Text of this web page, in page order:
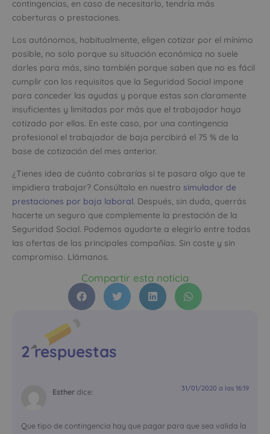
contingencias, en caso de necesitarlo, tendría más
coberturas o prestaciones.
Los autónomos, habitualmente, eligen cotizar por el mínimo
posible, no solo porque su situación económica no suele
darles para más, sino también porque saben que no es fácil
cumplir con los requisitos que la Seguridad Social impone
para conceder las ayudas y porque estas son claramente
insuficientes y limitadas por más que el trabajador haya
cotizado por ellas. En este caso, por una contingencia
profesional el trabajador de baja percibirá el 75 % de la
base de cotización del mes anterior.
¿Tienes idea de cuánto cobrarías si te pasara algo que te
impidiera trabajar? Consúltalo en nuestro simulador de
prestaciones por baja laboral. Después, sin duda, querrás
hacerte un seguro que complemente la prestación de la
Seguridad Social. Podemos ayudarte a elegirlo entre todas
las ofertas de las principales compañías. Sin coste y sin
compromiso. Llámanos.
Compartir esta noticia
2 respuestas
Estherdice: 31/01/2020 a las 16:19
Que tipo de contingencia hay que pagar para que sea valida la